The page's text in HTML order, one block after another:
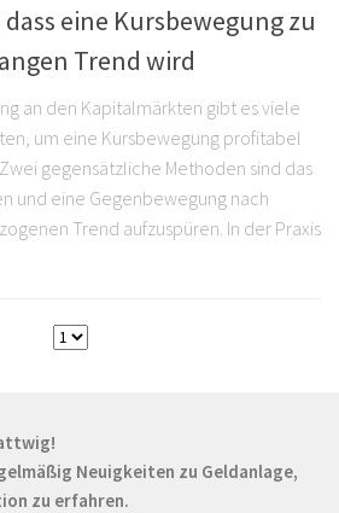
eine Kursbewegung zu
Trend wird
an den Kapitalmärkten gibt es viele
um eine Kursbewegung profitabel
gegensätzliche Methoden sind das
und eine Gegenbewegung nach
Trend aufzuspüren. In der Praxis
Neuigkeiten zu Geldanlage,
zu erfahren.